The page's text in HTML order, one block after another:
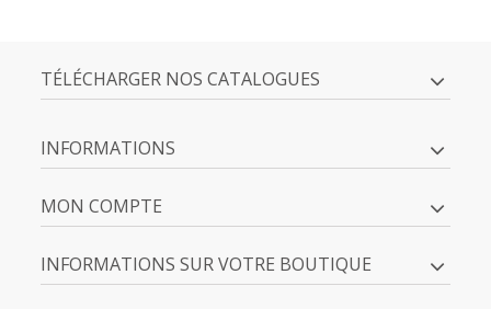
TÉLÉCHARGER NOS CATALOGUES
INFORMATIONS
MON COMPTE
INFORMATIONS SUR VOTRE BOUTIQUE